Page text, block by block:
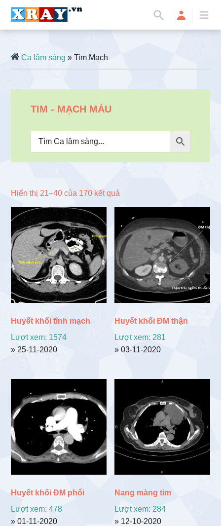
Ca lâm sàng » Tim Mạch
TIM - MẠCH MÁU
Hiển thị 21–40 của 170 kết quả
xếp
theo
mới
nhất
Huyết khối tĩnh mạch
Lượt xem: 1574
» 25-11-2020
Huyết khối ĐM thận
Lượt xem: 281
» 03-11-2020
Huyết khối ĐM phổi
Lượt xem: 478
» 01-11-2020
Nang màng tim
Lượt xem: 284
» 12-10-2020